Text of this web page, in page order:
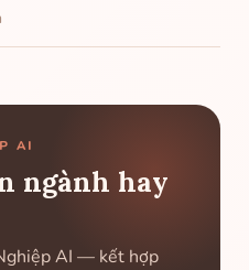
AI
ngành hay
AI — kết hợp